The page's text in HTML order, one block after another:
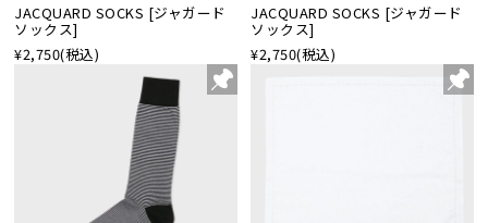
JACQUARD SOCKS [ジャガード
ソックス]
¥2,750(税込)
JACQUARD SOCKS [ジャガード
ソックス]
¥2,750(税込)